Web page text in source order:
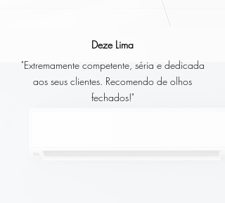
Deze Lima
"Extremamente competente, séria e dedicada
aos seus clientes. Recomendo de olhos
fechados!"